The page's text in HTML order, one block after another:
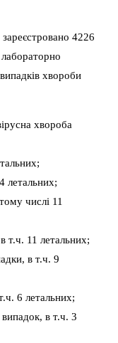
4226
хвороби
хвороба
летальних;
числі 11
т.ч. 11 летальних;
в т.ч. 9
6 летальних;
в т.ч. 3